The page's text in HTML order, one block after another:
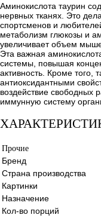
Аминокислота таурин
нервных тканях. Это
спортсменов и
метаболизм глюкозы и
увеличивает объем
Эта важная
системы, повышая
активность. Кроме того,
антиоксидантными
воздействие свободных
иммунную систему
Прочие
Бренд
Страна производства
Картинки
Назначение
Кол-во порций